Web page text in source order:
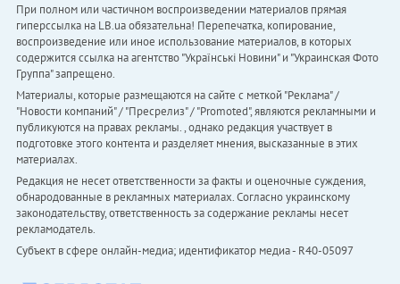
При полном или частичном воспроизведении материалов прямая
гиперссылка на LB.ua обязательна! Перепечатка, копирование,
воспроизведение или иное использование материалов, в которых
содержится ссылка на агентство "Українськi Новини" и "Украинская Фото
Группа" запрещено.
Материалы, которые размещаются на сайте с меткой "Реклама" /
"Новости компаний" / "Пресрелиз" / "Promoted", являются рекламными и
публикуются на правах рекламы. , однако редакция участвует в
подготовке этого контента и разделяет мнения, высказанные в этих
материалах.
Редакция не несет ответственности за факты и оценочные суждения,
обнародованные в рекламных материалах. Согласно украинскому
законодательству, ответственность за содержание рекламы несет
рекламодатель.
Субъект в сфере онлайн-медиа; идентификатор медиа - R40-05097